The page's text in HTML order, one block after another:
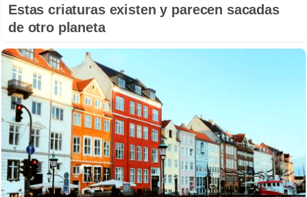
Estas criaturas existen y parecen sacadas
de otro planeta